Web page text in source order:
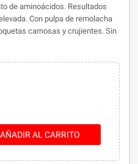
de aminoácidos. Resultados
Con pulpa de remolacha
carnosas y crujientes. Sin
AÑADIR AL CARRITO